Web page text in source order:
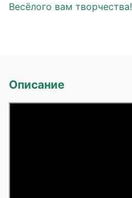
Весёлого вам творчества!
Описание